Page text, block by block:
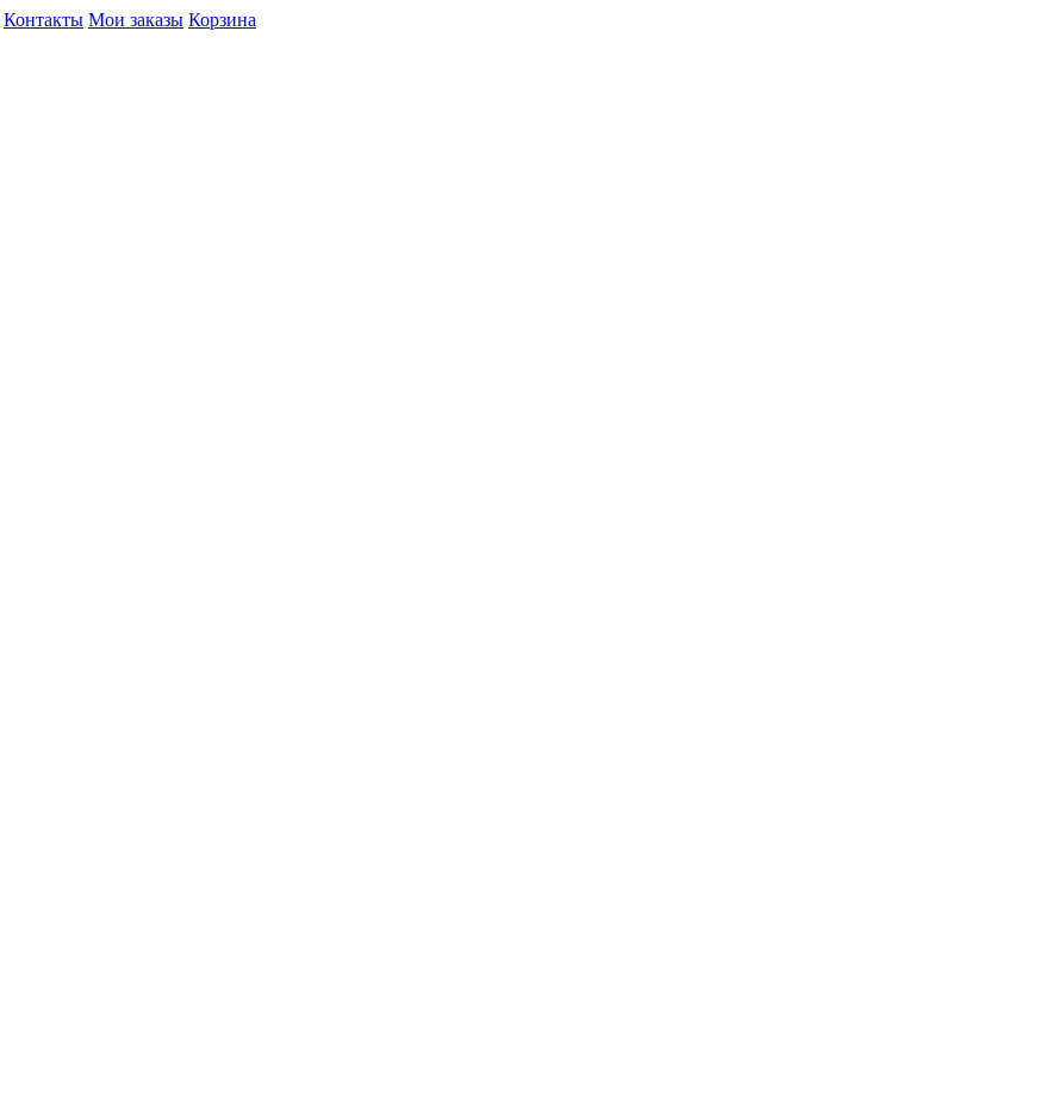
Контакты Мои заказы Корзина